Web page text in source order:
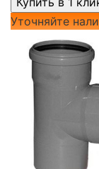
Уточняйте